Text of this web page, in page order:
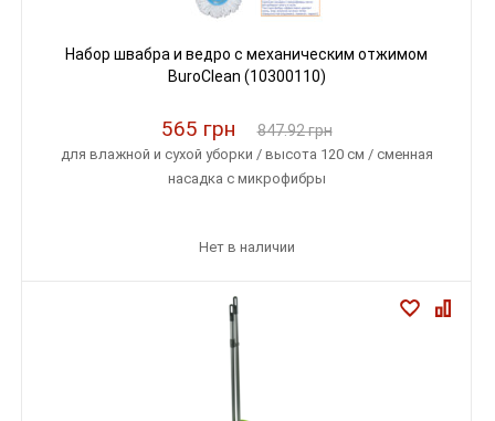
Набор швабра и ведро с механическим отжимом
BuroClean (10300110)
565 грн 847.92 грн
для влажной и сухой уборки / высота 120 см / cменная
насадка с микрофибры
Нет в наличии